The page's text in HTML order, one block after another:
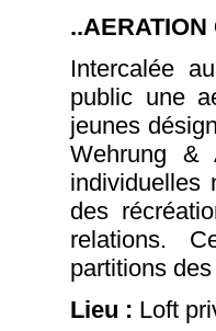
..AERATION
Intercalée
public une
jeunes
Wehrung &
individuelles
des
relations.
partitions
Lieu : Loft